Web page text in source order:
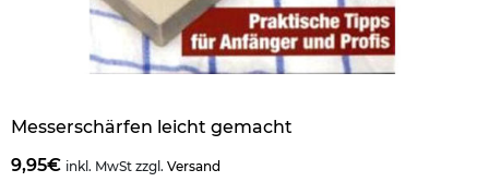
Messerschärfen leicht gemacht
9,95€ inkl. MwSt zzgl. Versand